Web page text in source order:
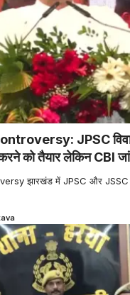
JPSC
करने को तैयार लेकिन CBI
झारखंड में JPSC और JSSC